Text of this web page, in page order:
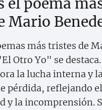
Mario
más tristes de
Otro Yo" se destaca.
la lucha interna y
pérdida, reflejando
y la incomprensión.